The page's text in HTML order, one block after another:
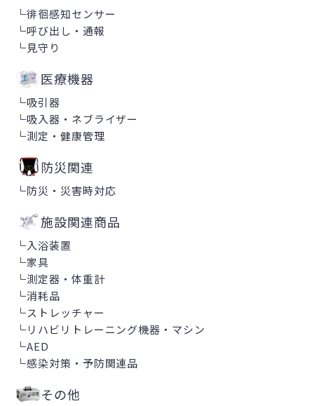
└徘徊感知センサー
└呼び出し・通報
└見守り
医療機器
└吸引器
└吸入器・ネブライザー
└測定・健康管理
防災関連
└防災・災害時対応
施設関連商品
└入浴装置
└家具
└測定器・体重計
└消耗品
└ストレッチャー
└リハビリトレーニング機器・マシン
└AED
└感染対策・予防関連品
その他